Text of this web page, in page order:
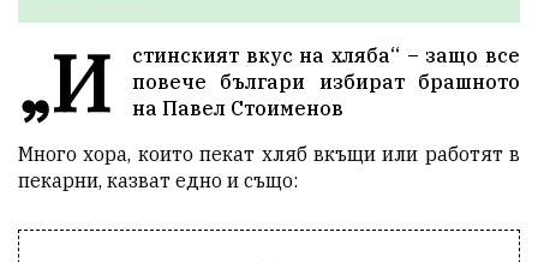
„И
стинският вкус на хляба“ – защо все
повече българи избират брашното
на Павел Стоименов
Много хора, които пекат хляб вкъщи или работят в
пекарни, казват едно и също: